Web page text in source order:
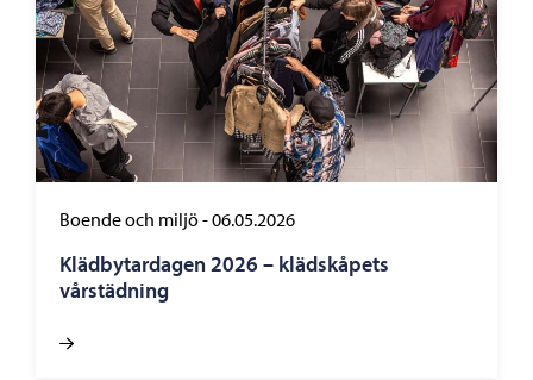
Boende och miljö-06.05.2026
Klädbytardagen 2026 – klädskåpets
vårstädning